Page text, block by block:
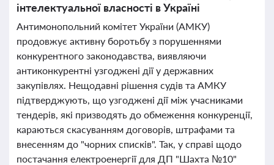
інтелектуальної власності в Україні
Антимонопольний комітет України (АМКУ)
продовжує активну боротьбу з порушеннями
конкурентного законодавства, виявляючи
антиконкурентні узгоджені дії у державних
закупівлях. Нещодавні рішення судів та АМКУ
підтверджують, що узгоджені дії між учасниками
тендерів, які призводять до обмеження конкуренції,
караються скасуванням договорів, штрафами та
внесенням до "чорних списків". Так, у справі щодо
постачання електроенергії для ДП "Шахта №10"